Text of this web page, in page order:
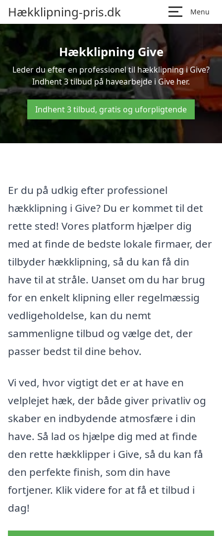
Hækklipning-pris.dk Menu
Hækklipning Give
Leder du efter en professionel til hækklipning i Give?
Indhent 3 tilbud på havearbejde i Give her.
Indhent 3 tilbud, gratis og uforpligtende
Er du på udkig efter professionel
hækklipning i Give? Du er kommet til det
rette sted! Vores platform hjælper dig
med at finde de bedste lokale firmaer, der
tilbyder hækklipning, så du kan få din
have til at stråle. Uanset om du har brug
for en enkelt klipning eller regelmæssig
vedligeholdelse, kan du nemt
sammenligne tilbud og vælge det, der
passer bedst til dine behov.
Vi ved, hvor vigtigt det er at have en
velplejet hæk, der både giver privatliv og
skaber en indbydende atmosfære i din
have. Så lad os hjælpe dig med at finde
den rette hækklipper i Give, så du kan få
den perfekte finish, som din have
fortjener. Klik videre for at få et tilbud i
dag!